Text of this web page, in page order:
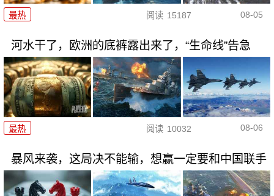
最热 阅读 15187 08-05
河水干了，欧洲的底裤露出来了，“生命线”告急
最热 阅读 10032 08-06
暴风来袭，这局决不能输，想赢一定要和中国联手